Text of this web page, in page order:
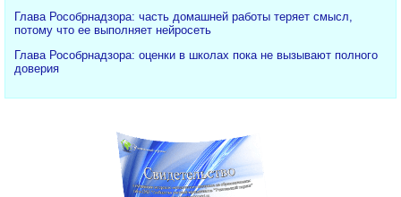
Глава Рособрнадзора: часть домашней работы теряет смысл,
потому что ее выполняет нейросеть
Глава Рособрнадзора: оценки в школах пока не вызывают полного
доверия